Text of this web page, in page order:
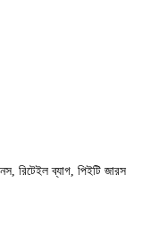
রিটেইল ব্যাগ, পিইটি জারস